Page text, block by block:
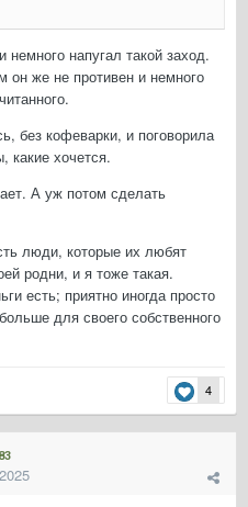
напугал такой заход.
же не противен и немного
без кофеварки, и поговорила
какие хочется.
А уж потом сделать
люди, которые их любят
родни, и я тоже такая.
есть; приятно иногда просто
для своего собственного
4